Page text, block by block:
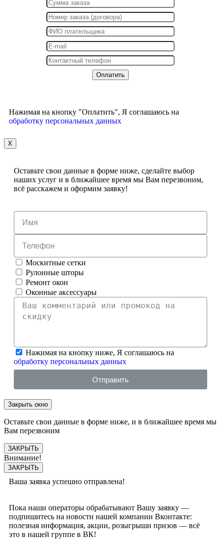
Нажимая на кнопку "Оплатить", Я соглашаюсь на
обработку персональных данных
X
Оставьте свои данные в форме ниже, сделайте выбор
наших услуг и в ближайшее время мы Вам перезвоним,
всё расскажем и оформим заявку!
Москитные сетки
Рулонные шторы
Ремонт окон
Оконные аксессуары
Нажимая на кнопку ниже, Я соглашаюсь на
обработку персональных данных
Отправить
Закрыть окно
Оставьте свои данные в форме ниже, и в ближайшее время мы
Вам перезвоним
ЗАКРЫТЬ
Внимание!
ЗАКРЫТЬ
Ваша заявка успешно отправлена!
Пока наши операторы обрабатывают Вашу заявку —
подпишитесь на новости нашей компании Вконтакте:
полезная информация, акции, розыгрыши призов — всё
это в нашей группе в ВК!